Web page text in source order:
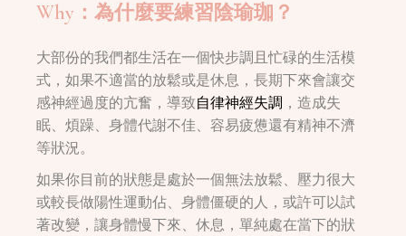
Why：為什麼要練習陰瑜珈？
大部份的我們都生活在一個快步調且忙碌的生活模
式，如果不適當的放鬆或是休息，長期下來會讓交
感神經過度的亢奮，導致自律神經失調 ，造成失
眠、煩躁、身體代謝不佳、容易疲憊還有精神不濟
等狀況。
如果你目前的狀態是處於一個無法放鬆、壓力很大
或較長做陽性運動佔、身體僵硬的人，或許可以試
著改變，讓身體慢下來、休息，單純處在當下的狀